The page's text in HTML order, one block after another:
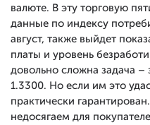
валюте. В эту торговую
данные по индексу
август, также выйдет
платы и уровень
довольно сложна задача
1.3300. Но если им это
практически
недосягаем для